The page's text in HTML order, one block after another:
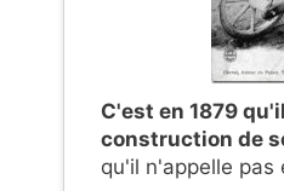
C'est en 1879
construction de
qu'il n'appelle pas